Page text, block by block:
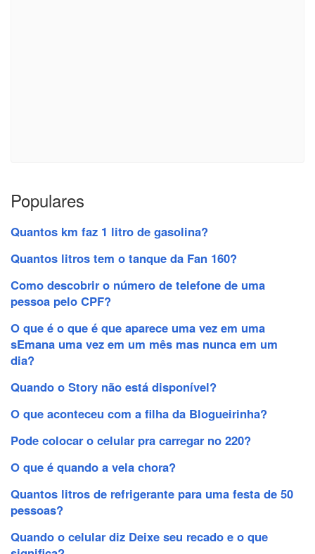
Populares
Quantos km faz 1 litro de gasolina?
Quantos litros tem o tanque da Fan 160?
Como descobrir o número de telefone de uma
pessoa pelo CPF?
O que é o que é que aparece uma vez em uma
sEmana uma vez em um mês mas nunca em um
dia?
Quando o Story não está disponível?
O que aconteceu com a filha da Blogueirinha?
Pode colocar o celular pra carregar no 220?
O que é quando a vela chora?
Quantos litros de refrigerante para uma festa de 50
pessoas?
Quando o celular diz Deixe seu recado e o que